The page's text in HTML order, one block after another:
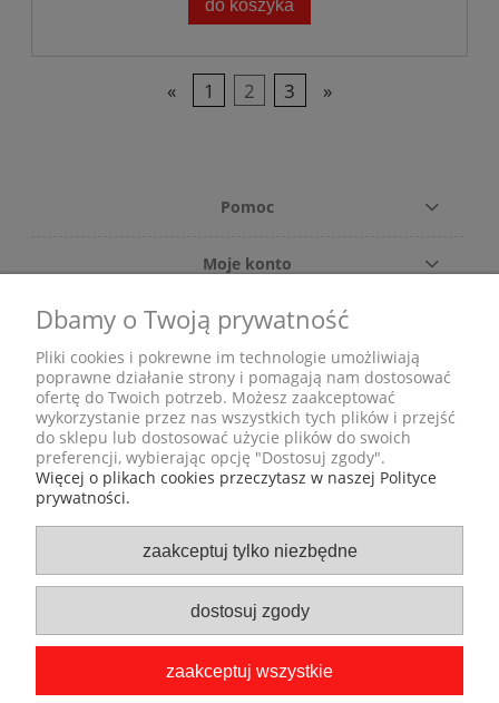
do koszyka
« 1 2 3 »
Pomoc
Moje konto
Płatności i dostawa
Informacje
O nas
ul. Grunwaldzka 29
58-506 Jelenia Góra
(obok Castoramy)
strona stworzona przez:
Dbamy o Twoją prywatność
Pliki cookies i pokrewne im technologie umożliwiają
poprawne działanie strony i pomagają nam dostosować
ofertę do Twoich potrzeb. Możesz zaakceptować
wykorzystanie przez nas wszystkich tych plików i przejść
do sklepu lub dostosować użycie plików do swoich
preferencji, wybierając opcję "Dostosuj zgody".
Więcej o plikach cookies przeczytasz w naszej Polityce
prywatności.
zaakceptuj tylko niezbędne
dostosuj zgody
zaakceptuj wszystkie